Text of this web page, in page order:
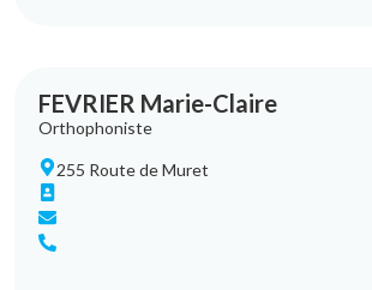
FEVRIER Marie-Claire
Orthophoniste
255 Route de Muret